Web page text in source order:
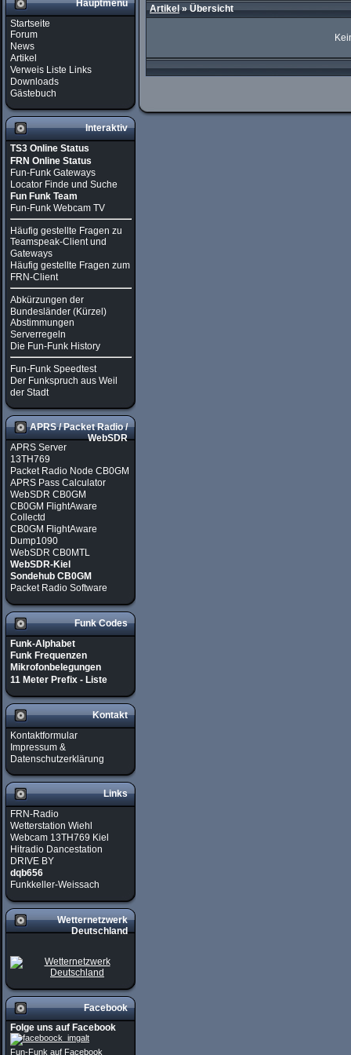
Hauptmenü
Startseite
Forum
News
Artikel
Verweis Liste Links
Downloads
Gästebuch
Interaktiv
TS3 Online Status
FRN Online Status
Fun-Funk Gateways
Locator Finde und Suche
Fun Funk Team
Fun-Funk Webcam TV
Häufig gestellte Fragen zu
Teamspeak-Client und
Gateways
Häufig gestellte Fragen zum
FRN-Client
Abkürzungen der
Bundesländer (Kürzel)
Abstimmungen
Serverregeln
Die Fun-Funk History
Fun-Funk Speedtest
Der Funkspruch aus Weil
der Stadt
APRS / Packet Radio /
WebSDR
APRS Server
13TH769
Packet Radio Node CB0GM
APRS Pass Calculator
WebSDR CB0GM
CB0GM FlightAware
Collectd
CB0GM FlightAware
Dump1090
WebSDR CB0MTL
WebSDR-Kiel
Sondehub CB0GM
Packet Radio Software
Funk Codes
Funk-Alphabet
Funk Frequenzen
Mikrofonbelegungen
11 Meter Prefix - Liste
Kontakt
Kontaktformular
Impressum &
Datenschutzerklärung
Links
FRN-Radio
Wetterstation Wiehl
Webcam 13TH769 Kiel
Hitradio Dancestation
DRIVE BY
dqb656
Funkkeller-Weissach
Wetternetzwerk
Deutschland
Facebook
Folge uns auf Facebook
Fun-Funk auf Facebook
Artikel»Übersicht